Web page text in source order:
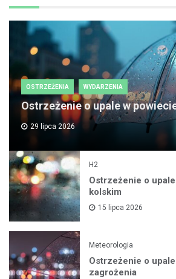
OSTRZEŻENIA WYDARZENIA
Ostrzeżenie o upale w
29 lipca 2026
H2
Ostrzeżenie o
kolskim
15 lipca 2026
Meteorologia
Ostrzeżenie o
zagrożenia